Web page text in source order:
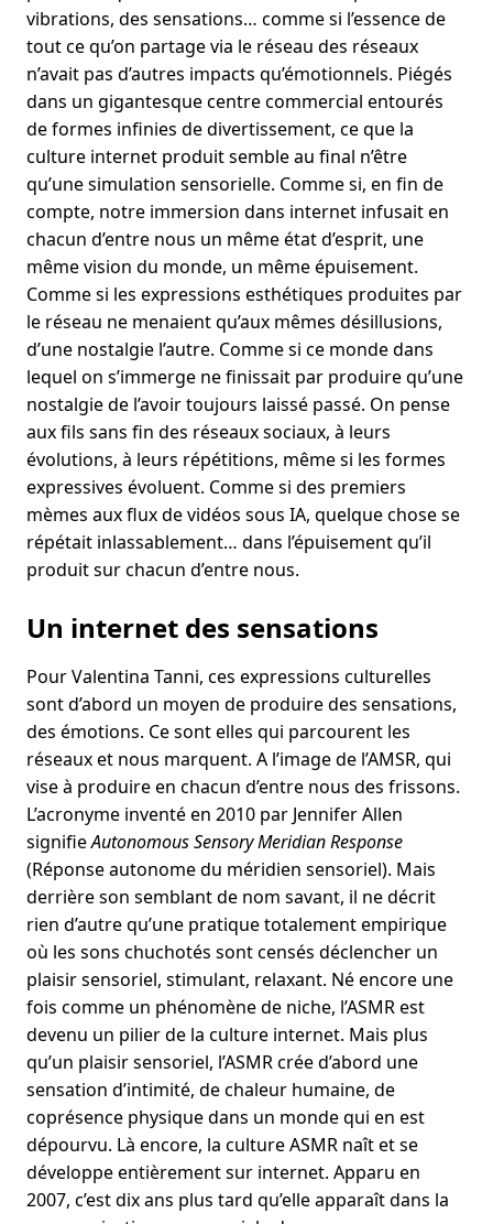
vibrations, des sensations… comme si l’essence de
tout ce qu’on partage via le réseau des réseaux
n’avait pas d’autres impacts qu’émotionnels. Piégés
dans un gigantesque centre commercial entourés
de formes infinies de divertissement, ce que la
culture internet produit semble au final n’être
qu’une simulation sensorielle. Comme si, en fin de
compte, notre immersion dans internet infusait en
chacun d’entre nous un même état d’esprit, une
même vision du monde, un même épuisement.
Comme si les expressions esthétiques produites par
le réseau ne menaient qu’aux mêmes désillusions,
d’une nostalgie l’autre. Comme si ce monde dans
lequel on s’immerge ne finissait par produire qu’une
nostalgie de l’avoir toujours laissé passé. On pense
aux fils sans fin des réseaux sociaux, à leurs
évolutions, à leurs répétitions, même si les formes
expressives évoluent. Comme si des premiers
mèmes aux flux de vidéos sous IA, quelque chose se
répétait inlassablement… dans l’épuisement qu’il
produit sur chacun d’entre nous.
Un internet des sensations
Pour Valentina Tanni, ces expressions culturelles
sont d’abord un moyen de produire des sensations,
des émotions. Ce sont elles qui parcourent les
réseaux et nous marquent. A l’image de l’AMSR, qui
vise à produire en chacun d’entre nous des frissons.
L’acronyme inventé en 2010 par Jennifer Allen
signifieAutonomous Sensory Meridian Response
(Réponse autonome du méridien sensoriel). Mais
derrière son semblant de nom savant, il ne décrit
rien d’autre qu’une pratique totalement empirique
où les sons chuchotés sont censés déclencher un
plaisir sensoriel, stimulant, relaxant. Né encore une
fois comme un phénomène de niche, l’ASMR est
devenu un pilier de la culture internet. Mais plus
qu’un plaisir sensoriel, l’ASMR crée d’abord une
sensation d’intimité, de chaleur humaine, de
coprésence physique dans un monde qui en est
dépourvu. Là encore, la culture ASMR naît et se
développe entièrement sur internet. Apparu en
2007, c’est dix ans plus tard qu’elle apparaît dans la